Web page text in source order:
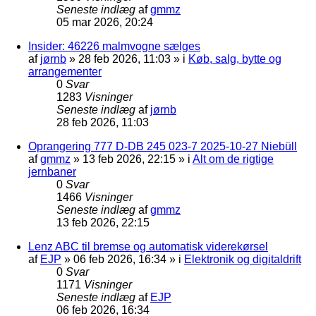
Seneste indlæg afgmmz
05 mar 2026, 20:24
Insider: 46226 malmvogne sælges
af jørnb » 28 feb 2026, 11:03 » i Køb, salg, bytte og
arrangementer
0 Svar
1283 Visninger
Seneste indlæg af jørnb
28 feb 2026, 11:03
Oprangering 777 D-DB 245 023-7 2025-10-27 Niebüll
afgmmz » 13 feb 2026, 22:15 » i Alt om de rigtige
jernbaner
0 Svar
1466 Visninger
Seneste indlæg afgmmz
13 feb 2026, 22:15
Lenz ABC til bremse og automatisk viderekørsel
af EJP » 06 feb 2026, 16:34 » i Elektronik og digitaldrift
0 Svar
1171 Visninger
Seneste indlæg af EJP
06 feb 2026, 16:34